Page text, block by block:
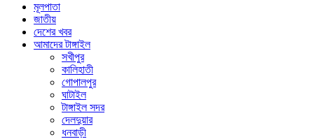
মূলপাতা
জাতীয়
দেশের খবর
আমাদের টাঙ্গাইল
সখীপুর
কালিহাতী
গোপালপুর
ঘাটাইল
টাঙ্গাইল সদর
দেলদুয়ার
ধনবাড়ী